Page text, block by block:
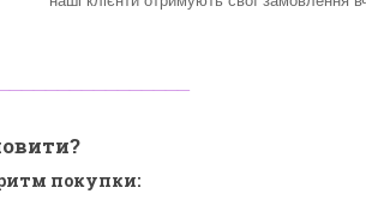
покупки: